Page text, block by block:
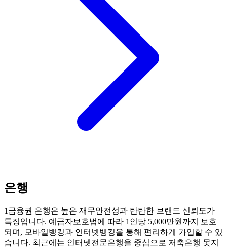
은행
1금융권 은행은 높은 재무안전성과 탄탄한 브랜드 신뢰도가
특징입니다. 예금자보호법에 따라 1인당 5,000만원까지 보호
되며, 모바일뱅킹과 인터넷뱅킹을 통해 편리하게 가입할 수 있
습니다. 최근에는 인터넷전문은행을 중심으로 저축은행 못지